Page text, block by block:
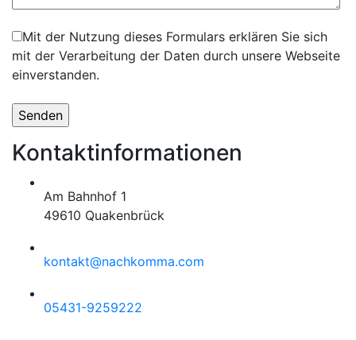
Mit der Nutzung dieses Formulars erklären Sie sich
mit der Verarbeitung der Daten durch unsere Webseite
einverstanden.
Kontaktinformationen
Am Bahnhof 1
49610 Quakenbrück
kontakt@nachkomma.com
05431-9259222